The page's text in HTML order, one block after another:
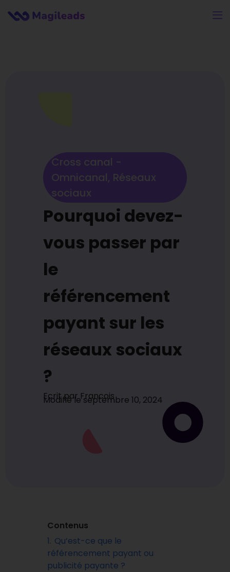
Cross canal -
Omnicanal, Réseaux
sociaux
Pourquoi devez-
vous passer par
le
référencement
payant sur les
réseaux sociaux
?
Ecrit parFrancois
Modifié le septembre 10, 2024
Contenus
1. Qu’est-ce que le
référencement payant ou
publicité payante ?